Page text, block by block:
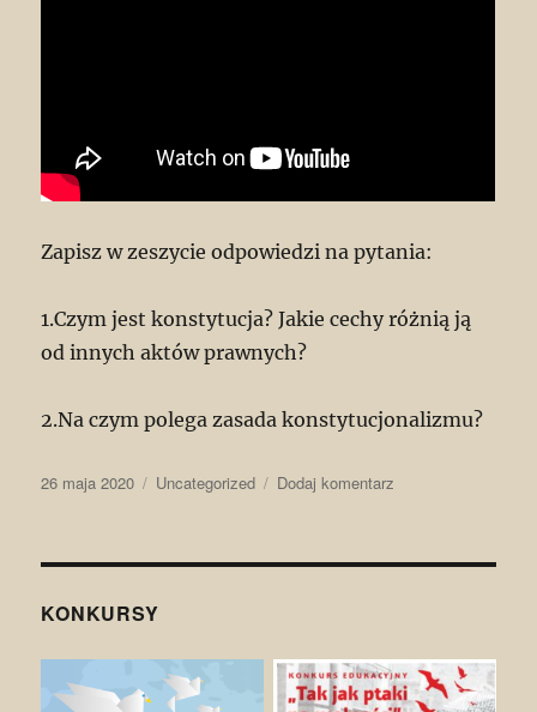
Zapisz w zeszycie odpowiedzi na pytania:
1.Czym jest konstytucja? Jakie cechy różnią ją
od innych aktów prawnych?
2.Na czym polega zasada konstytucjonalizmu?
Data
26 maja 2020 Kategorie
Uncategorized Dodaj komentarz
państwem
KONKURSY